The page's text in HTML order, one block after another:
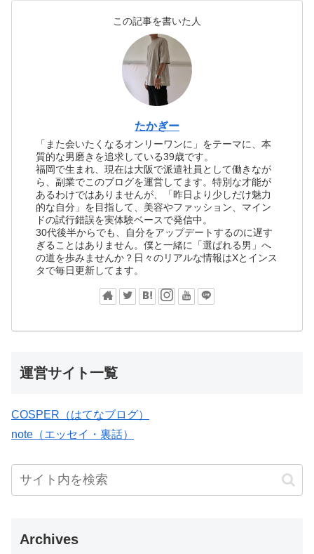
この記事を書いた人
たかぎー
「また会いたくなるオンリーワンに」をテーマに、本
質的な男磨きを追求している39歳です。
福岡で生まれ、現在は大阪で派遣社員として働きなが
ら、副業でこのブログを運営してます。特別な才能が
あるわけではありませんが、「昨日より少しだけ魅力
的な自分」を目指して、美容やファッション、マイン
ドの試行錯誤を実体験ベースで発信中。
30代後半からでも、自分をアップデートするのに遅す
ぎることはありません。僕と一緒に「選ばれる男」へ
の道を歩みませんか？日々のリアルな情報はXとインス
タで毎日更新してます。
運営サイト一覧
COSPER（はてなブログ）
note（エッセイ・裏話）
Archives